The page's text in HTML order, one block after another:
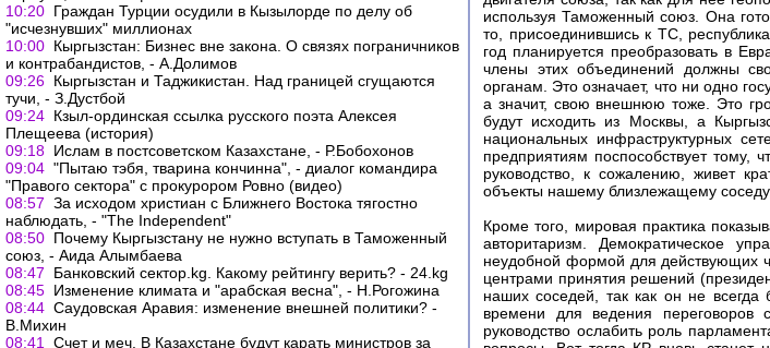
10:20 Граждан Турции осудили в Кызылорде по делу об
"исчезнувших" миллионах
10:00 Кыргызстан: Бизнес вне закона. О связях пограничников
и контрабандистов, - А.Долимов
09:26 Кыргызстан и Таджикистан. Над границей сгущаются
тучи, - З.Дустбой
09:24 Кзыл-ординская ссылка русского поэта Алексея
Плещеева (история)
09:18 Ислам в постсоветском Казахстане, - Р.Бобохонов
09:04 "Пытаю тэбя, тварина кончинна", - диалог командира
"Правого сектора" с прокурором Ровно (видео)
08:57 За исходом христиан с Ближнего Востока тягостно
наблюдать, - "The Independent"
08:50 Почему Кыргызстану не нужно вступать в Таможенный
союз, - Аида Алымбаева
08:47
Банковский сектор.kg. Какому рейтингу верить? - 24.kg
08:45 Изменение климата и "арабская весна", - Н.Рогожина
08:44 Саудовская Аравия: изменение внешней политики? -
В.Михин
08:41
Счет и меч. В Казахстане будут карать министров за
используя Таможенный союз. Она
то, присоединившись к ТС,
год планируется преобразовать в
члены этих объединений должны
органам. Это означает, что ни одно
а значит, свою внешнюю тоже. Это
будут исходить из Москвы, а
национальных инфраструктурных
предприятиям поспособствует
руководство, к сожалению, живет
объекты нашему близлежащему
Кроме того, мировая практика
авторитаризм. Демократическое
неудобной формой для действующих
центрами принятия решений
наших соседей, так как он не
времени для ведения переговоров
руководство ослабить роль